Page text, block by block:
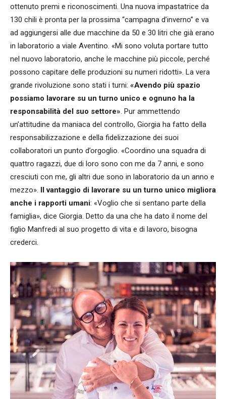
ottenuto premi e riconoscimenti. Una nuova impastatrice da
130 chili è pronta per la prossima “campagna d’inverno” e va
ad aggiungersi alle due macchine da 50 e 30 litri che già erano
in laboratorio a viale Aventino. «Mi sono voluta portare tutto
nel nuovo laboratorio, anche le macchine più piccole, perché
possono capitare delle produzioni su numeri ridotti». La vera
grande rivoluzione sono stati i turni: «Avendo più spazio
possiamo lavorare su un turno unico e ognuno ha la
responsabilità del suo settore». Pur ammettendo
un’attitudine da maniaca del controllo, Giorgia ha fatto della
responsabilizzazione e della fidelizzazione dei suoi
collaboratori un punto d’orgoglio. «Coordino una squadra di
quattro ragazzi, due di loro sono con me da 7 anni, e sono
cresciuti con me, gli altri due sono in laboratorio da un anno e
mezzo».
Il vantaggio di lavorare su un turno unico migliora
anche i rapporti umani: «Voglio che si sentano parte della
famiglia», dice Giorgia. Detto da una che ha dato il nome del
figlio Manfredi al suo progetto di vita e di lavoro, bisogna
crederci.